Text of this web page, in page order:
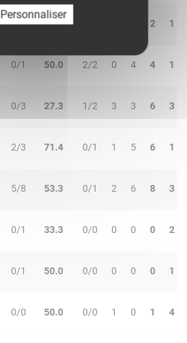
0/2 57.1 2 1
0/1 50.0 2/2 0 4 4 1
0/3 27.3 1/2 3 3 6 3
2/3 71.4 0/1 1 5 6 1
5/8 53.3 0/1 2 6 8 3
0/1 33.3 0/0 0 0 0 2
0/1 50.0 0/0 0 0 0 1
0/0 50.0 0/0 1 0 1 4
Personnaliser